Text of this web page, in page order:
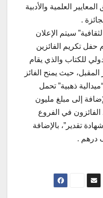
العلمية والأدبية
.
سيتم الإعلان
حفل تكريم الفائزين
للكتاب والذي يقام
7-13 مايو/ أيار المقبل، حيث يمنح الفائز
ذهبية” تحمل
إلى مبلغ مليون
في الفروع
تقدير”، بالإضافة